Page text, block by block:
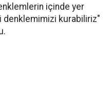
içinde yer
denklemimizi kurabiliriz"